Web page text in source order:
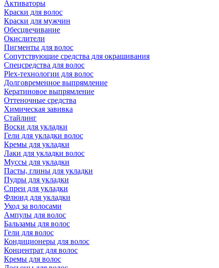
Активаторы
Краски для волос
Краски для мужчин
Обесцвечивание
Окислители
Пигменты для волос
Сопутствующие средства для окрашивания
Спецсредства для волос
Plex-технологии для волос
Долговременное выпрямление
Кератиновое выпрямление
Оттеночные средства
Химическая завивка
Стайлинг
Воски для укладки
Гели для укладки волос
Кремы для укладки
Лаки для укладки волос
Муссы для укладки
Пасты, глины для укладки
Пудры для укладки
Спреи для укладки
Флюид для укладки
Уход за волосами
Ампулы для волос
Бальзамы для волос
Гели для волос
Кондиционеры для волос
Концентрат для волос
Кремы для волос